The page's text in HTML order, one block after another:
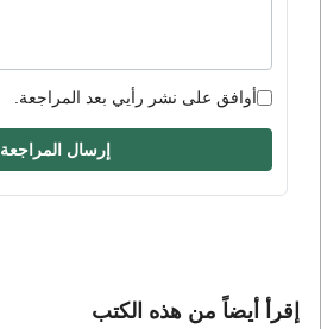
أوافق على نشر رأيي بعد المراجعة.
إرسال المراجعة
إقرأ أيضاً من هذه الكتب